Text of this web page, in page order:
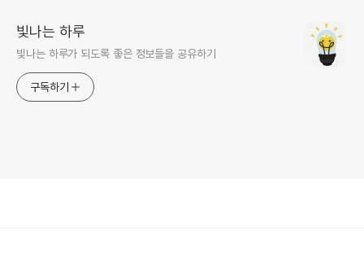
빛나는 하루
빛나는 하루가 되도록 좋은 정보들을 공유하기
구독하기